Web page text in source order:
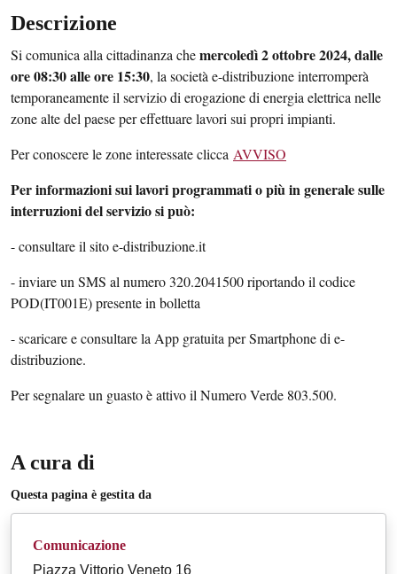
Descrizione
Si comunica alla cittadinanza chemercoledì 2 ottobre 2024, dalle
ore 08:30 alle ore 15:30, la società e-distribuzione interromperà
temporaneamente il servizio di erogazione di energia elettrica nelle
zone alte del paese per effettuare lavori sui propri impianti.
Per conoscere le zone interessate clicca AVVISO
Per informazioni sui lavori programmati o più in generale sulle
interruzioni del servizio si può:
- consultare il sito e-distribuzione.it
- inviare un SMS al numero 320.2041500 riportando il codice
POD(IT001E) presente in bolletta
- scaricare e consultare la App gratuita per Smartphone di e-
distribuzione.
Per segnalare un guasto è attivo il Numero Verde 803.500.
A cura di
Questa pagina è gestita da
Comunicazione
Piazza Vittorio Veneto 16